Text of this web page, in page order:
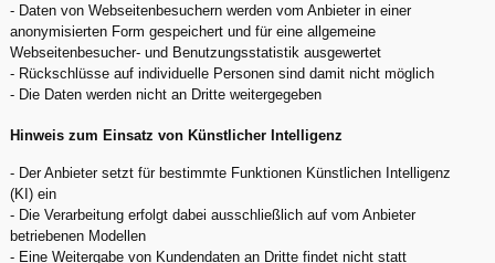
- Daten von Webseitenbesuchern werden vom Anbieter in einer
anonymisierten Form gespeichert und für eine allgemeine
Webseitenbesucher- und Benutzungsstatistik ausgewertet
- Rückschlüsse auf individuelle Personen sind damit nicht möglich
- Die Daten werden nicht an Dritte weitergegeben
Hinweis zum Einsatz von Künstlicher Intelligenz
- Der Anbieter setzt für bestimmte Funktionen Künstlichen Intelligenz
(KI) ein
- Die Verarbeitung erfolgt dabei ausschließlich auf vom Anbieter
betriebenen Modellen
- Eine Weitergabe von Kundendaten an Dritte findet nicht statt